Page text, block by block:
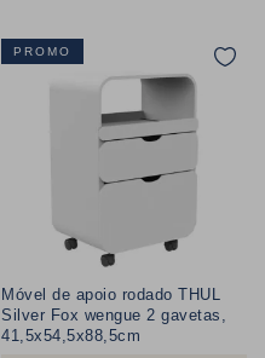
PROMO
Móvel de apoio rodado THUL
Silver Fox wengue 2 gavetas,
41,5x54,5x88,5cm